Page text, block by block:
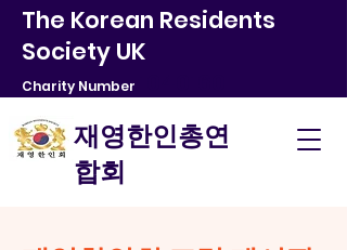
The Korean Residents
Society UK
Charity Number
​재영한인총연
합회